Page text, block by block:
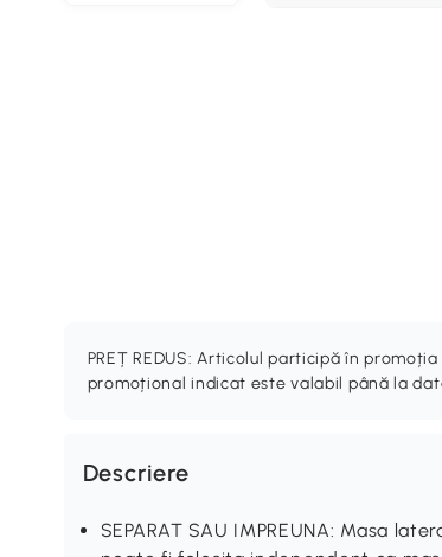
PREȚ REDUS: Articolul participă în promoția
promoțional indicat este valabil până la
Descriere
SEPARAT SAU IMPREUNA: Masa